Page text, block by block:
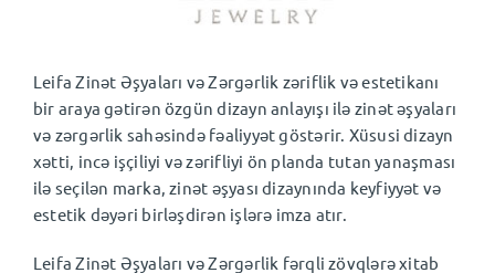
AZ ⌄
Leifa Zinət Əşyaları və Zərgərlik zəriflik və estetikanı
bir araya gətirən özgün dizayn anlayışı ilə zinət əşyaları
və zərgərlik sahəsində fəaliyyət göstərir. Xüsusi dizayn
xətti, incə işçiliyi və zərifliyi ön planda tutan yanaşması
ilə seçilən marka, zinət əşyası dizaynında keyfiyyət və
estetik dəyəri birləşdirən işlərə imza atır.
Leifa Zinət Əşyaları və Zərgərlik fərqli zövqlərə xitab